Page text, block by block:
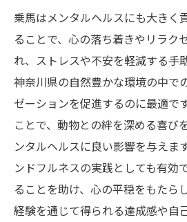
乗馬はメンタルヘルスにも大きく
ることで、心の落ち着きやリラク
れ、ストレスや不安を軽減する手
神奈川県の自然豊かな環境の中で
ゼーションを促進するのに最適で
ことで、動物との絆を深める喜び
ンタルヘルスに良い影響を与えま
ンドフルネスの実践としても有効
ることを助け、心の平穏をもたら
経験を通じて得られる達成感や自